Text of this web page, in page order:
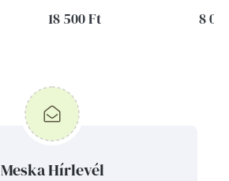
18 500 Ft 8
Meska Hírlevél